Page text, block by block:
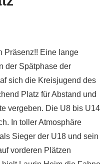
Präsenz!! Eine lange
der Spätphase der
sich die Kreisjugend des
Platz für Abstand und
vergeben. Die U8 bis U14
In toller Atmosphäre
Sieger der U18 und sein
vorderen Plätzen